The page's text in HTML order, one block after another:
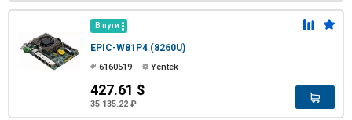
В пути
EPIC-W81P4 (8260U)
6160519 Yentek
427.61 $
35 135.22 ₽